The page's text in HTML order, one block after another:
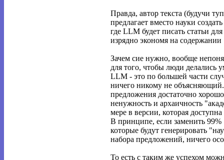
Правда, автор текста (будучи
предлагает вместо науки
где LLM будет писать статьи
изрядно экономя на
Зачем сие нужно, вообще
для того, чтобы люди делались
LLM - это по большей части
ничего никому не
предложения достаточно
ненужность и архаичность
мере в версии, которая
В принципе, если заменить
которые будут генерировать
набора предложений, ничего
То есть с таким же успехом